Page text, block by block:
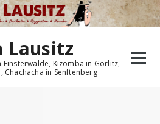
Lausitz
Finsterwalde, Kizomba in Görlitz,
Chachacha in Senftenberg